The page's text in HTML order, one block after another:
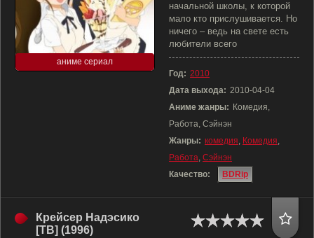
аниме сериал
начальной школы, к которой
мало кто прислушивается. Но
ничего – ведь на свете есть
любители всего
Год: 2010
Дата выхода: 2010-04-04
Аниме жанры: Комедия,
Работа, Сэйнэн
Жанры: комедия, Комедия,
Работа, Сэйнэн
Качество:
BDRip
Крейсер Надэсико
[ТВ] (1996)